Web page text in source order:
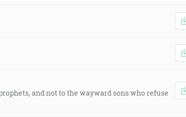
and not to the wayward sons who refuse